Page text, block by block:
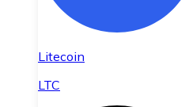
Litecoin
LTC